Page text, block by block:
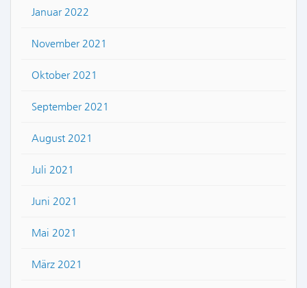
Januar 2022
November 2021
Oktober 2021
September 2021
August 2021
Juli 2021
Juni 2021
Mai 2021
März 2021